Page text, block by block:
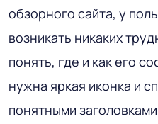
обзорного сайта, у
возникать никаких
понять, где и как его
нужна яркая иконка и
понятными